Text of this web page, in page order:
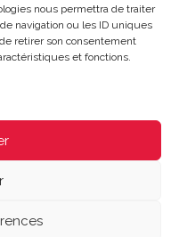
nous permettra de traiter
navigation ou les ID uniques
retirer son consentement
et fonctions.
réservés |Mentions
12h